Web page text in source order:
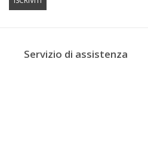
Servizio di assistenza